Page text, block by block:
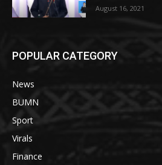
August 16, 2021
POPULAR CATEGORY
News
BUMN
Sport
Virals
Finance